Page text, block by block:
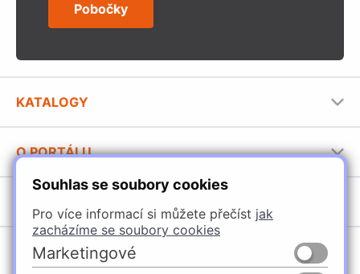
Souhlas se soubory cookies
Pro více informací si můžete přečíst jak
zacházíme se soubory cookies
Marketingové
Pobočky
KATALOGY
Stavební katalog Häfele
Brožury Häfele
O PORTÁLU
Provozovatel portálu
Jak používat portál
Úchytky
Nábytkové kování
POBOČKY